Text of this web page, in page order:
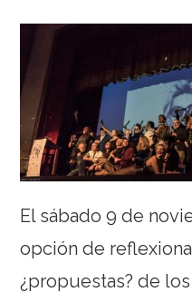
El sábado 9 de
opción de
¿propuestas? de